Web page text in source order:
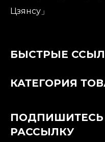
Цзянсу」
БЫСТРЫЕ
КАТЕГОРИЯ
РАССЫЛКУ